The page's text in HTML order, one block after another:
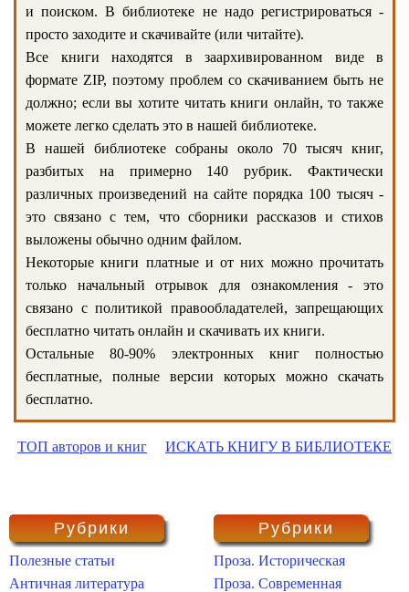
и поиском. В библиотеке не надо регистрироваться -
просто заходите и скачивайте (или читайте).
Все книги находятся в заархивированном виде в
формате ZIP, поэтому проблем со скачиванием быть не
должно; если вы хотите читать книги онлайн, то также
можете легко сделать это в нашей библиотеке.
В нашей библиотеке собраны около 70 тысяч книг,
разбитых на примерно 140 рубрик. Фактически
различных произведений на сайте порядка 100 тысяч -
это связано с тем, что сборники рассказов и стихов
выложены обычно одним файлом.
Некоторые книги платные и от них можно прочитать
только начальный отрывок для ознакомления - это
связано с политикой правообладателей, запрещающих
бесплатно читать онлайн и скачивать их книги.
Остальные 80-90% электронных книг полностью
бесплатные, полные версии которых можно скачать
бесплатно.
ТОП авторов и книг ИСКАТЬ КНИГУ В БИБЛИОТЕКЕ
Рубрики
Полезные статьи
Античная литература
Рубрики
Проза. Историческая
Проза. Современная